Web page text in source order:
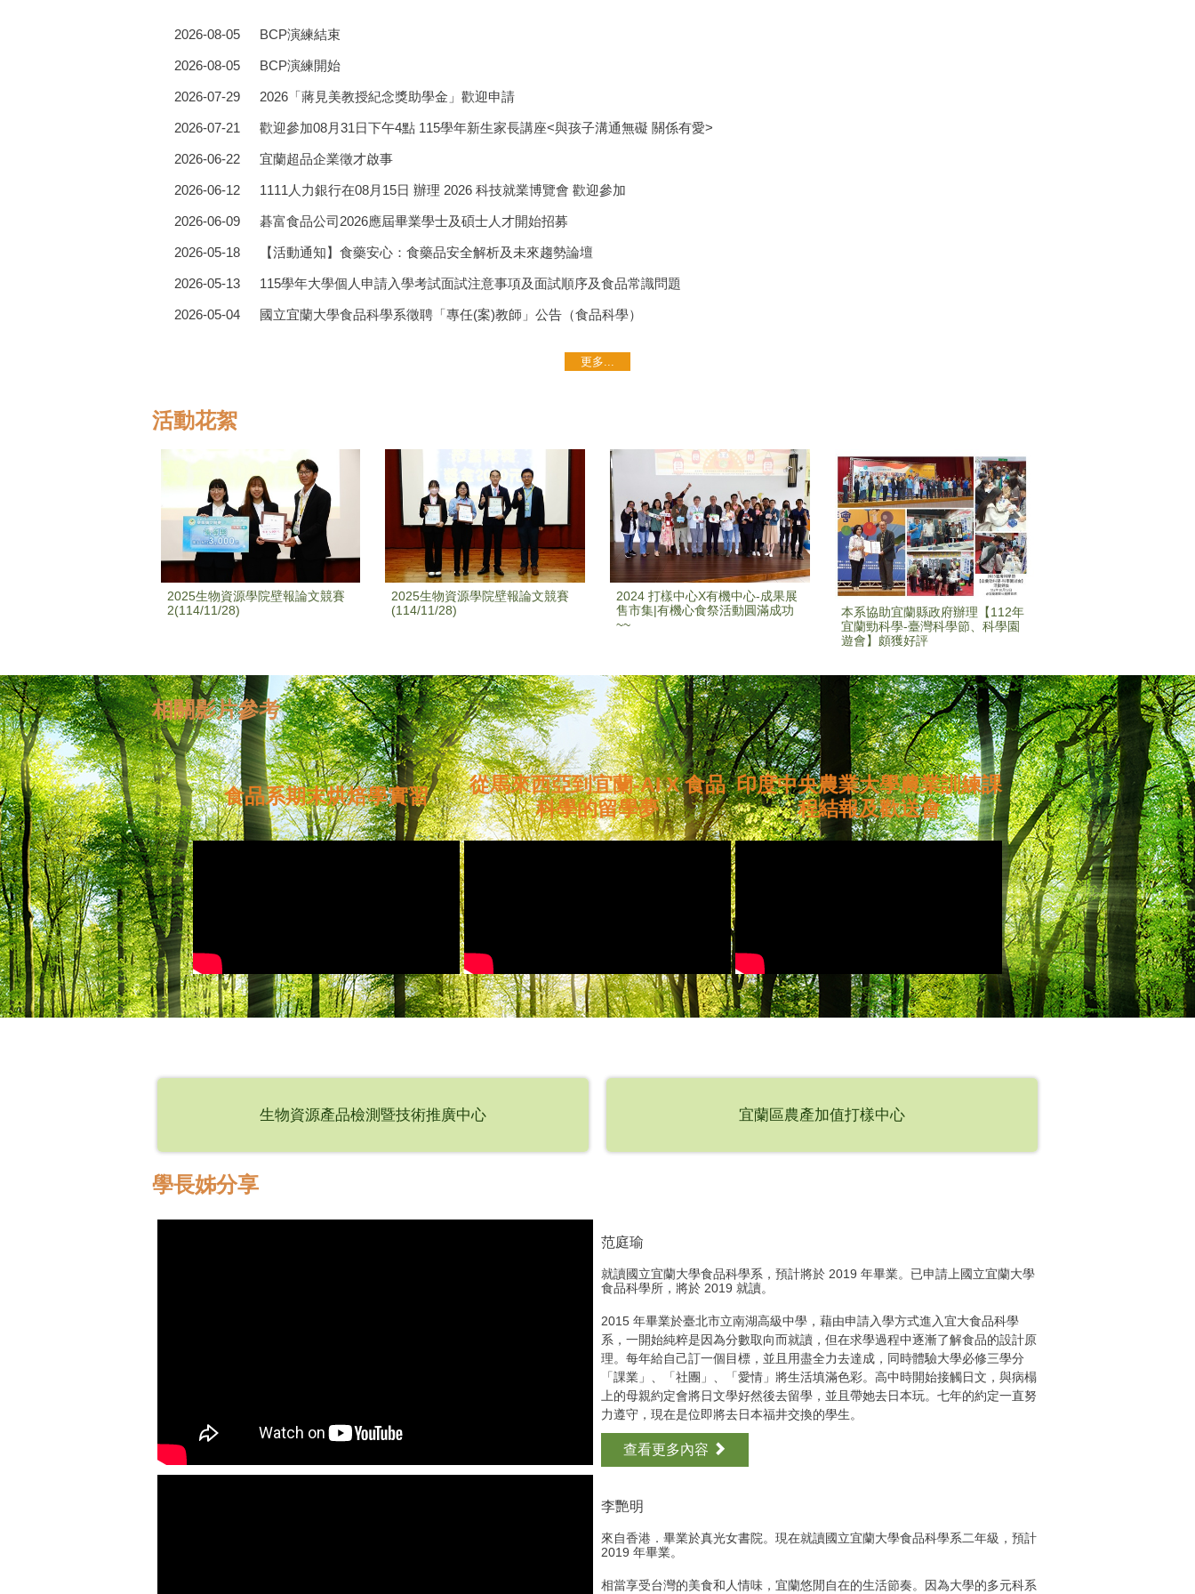
2026-08-05 BCP演練結束
2026-08-05 BCP演練開始
2026-07-29 2026「蔣見美教授紀念獎助學金」歡迎申請
2026-07-21 歡迎參加08月31日下午4點 115學年新生家長講座<與孩子溝通無礙 關係有愛>
2026-06-22 宜蘭超品企業徵才啟事
2026-06-12 1111人力銀行在08月15日 辦理 2026 科技就業博覽會 歡迎參加
2026-06-09 碁富食品公司2026應屆畢業學士及碩士人才開始招募
2026-05-18 【活動通知】食藥安心：食藥品安全解析及未來趨勢論壇
2026-05-13 115學年大學個人申請入學考試面試注意事項及面試順序及食品常識問題
2026-05-04 國立宜蘭大學食品科學系徵聘「專任(案)教師」公告（食品科學）
更多...
活動花絮
2025生物資源學院壁報論文競賽
2(114/11/28)
2025生物資源學院壁報論文競賽
(114/11/28)
2024 打樣中心X有機中心-成果展
售市集|有機心食祭活動圓滿成功
~~
本系協助宜蘭縣政府辦理【112年
宜蘭勁科學-臺灣科學節、科學園
遊會】頗獲好評
相關影片參考
食品系期末烘焙學實習
從馬來西亞到宜蘭-AI X 食品
科學的留學夢
印度中央農業大學農業訓練課
程結報及歡送會
生物資源產品檢測暨技術推廣中心 宜蘭區農產加值打樣中心
學長姊分享
范庭瑜
就讀國立宜蘭大學食品科學系，預計將於 2019 年畢業。已申請上國立宜蘭大學
食品科學所，將於 2019 就讀。
2015 年畢業於臺北市立南湖高級中學，藉由申請入學方式進入宜大食品科學
系，一開始純粹是因為分數取向而就讀，但在求學過程中逐漸了解食品的設計原
理。每年給自己訂一個目標，並且用盡全力去達成，同時體驗大學必修三學分
「課業」、「社團」、「愛情」將生活填滿色彩。高中時開始接觸日文，與病榻
上的母親約定會將日文學好然後去留學，並且帶她去日本玩。七年的約定一直努
力遵守，現在是位即將去日本福井交換的學生。
查看更多內容
李艷明
來自香港．畢業於真光女書院。現在就讀國立宜蘭大學食品科學系二年級，預計
2019 年畢業。
相當享受台灣的美食和人情味，宜蘭悠閒自在的生活節奏。因為大學的多元科系